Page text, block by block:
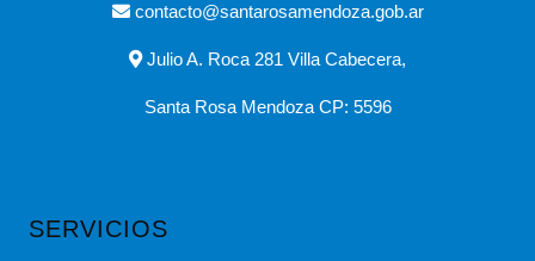
contacto@santarosamendoza.gob.ar
Julio A. Roca 281 Villa Cabecera,
Santa Rosa Mendoza CP: 5596
SERVICIOS